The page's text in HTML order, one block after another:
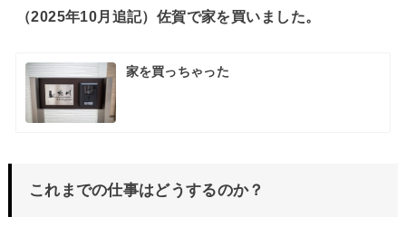
（2025年10月追記）佐賀で家を買いました。
家を買っちゃった
これまでの仕事はどうするのか？